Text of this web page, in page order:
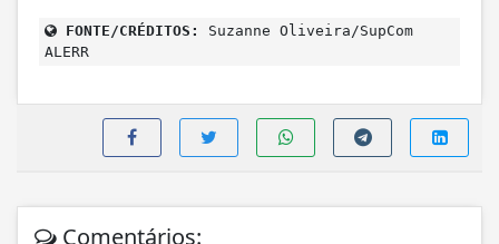
FONTE/CRÉDITOS:
Suzanne Oliveira/SupCom
ALERR
Comentários: